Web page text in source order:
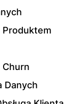
Produktem
Churn
Danych